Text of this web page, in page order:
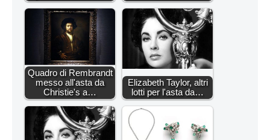
Quadro di Rembrandt
messo all'asta da
Christie's a…
Elizabeth Taylor, altri
lotti per l'asta da…